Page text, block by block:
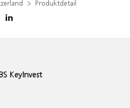
Produktdetail
KeyInvest